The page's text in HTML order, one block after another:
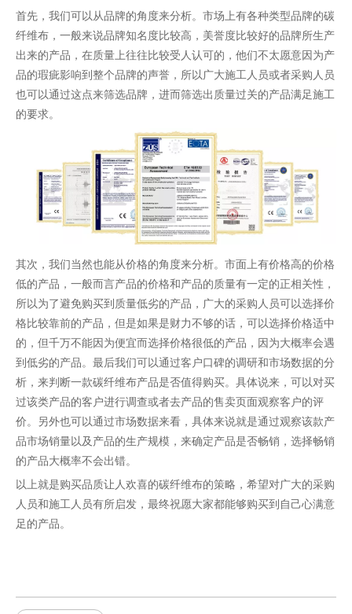
首先，我们可以从品牌的角度来分析。市场上有各种类型品牌的碳
纤维布，一般来说品牌知名度比较高，美誉度比较好的品牌所生产
出来的产品，在质量上往往比较受人认可的，他们不太愿意因为产
品的瑕疵影响到整个品牌的声誉，所以广大施工人员或者采购人员
也可以通过这点来筛选品牌，进而筛选出质量过关的产品满足施工
的要求。
其次，我们当然也能从价格的角度来分析。市面上有价格高的价格
低的产品，一般而言产品的价格和产品的质量有一定的正相关性，
所以为了避免购买到质量低劣的产品，广大的采购人员可以选择价
格比较靠前的产品，但是如果是财力不够的话，可以选择价格适中
的，但千万不能因为便宜而选择价格很低的产品，因为大概率会遇
到低劣的产品。最后我们可以通过客户口碑的调研和市场数据的分
析，来判断一款碳纤维布产品是否值得购买。具体说来，可以对买
过该类产品的客户进行调查或者去产品的售卖页面观察客户的评
价。另外也可以通过市场数据来看，具体来说就是通过观察该款产
品市场销量以及产品的生产规模，来确定产品是否畅销，选择畅销
的产品大概率不会出错。
以上就是购买品质让人欢喜的碳纤维布的策略，希望对广大的采购
人员和施工人员有所启发，最终祝愿大家都能够购买到自己心满意
足的产品。